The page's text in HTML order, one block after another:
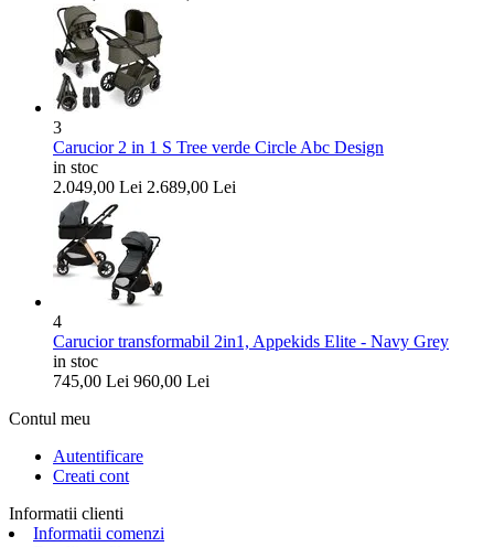
3
Carucior 2 in 1 S Tree verde Circle Abc Design
in stoc
2.049,00 Lei 2.689,00 Lei
4
Carucior transformabil 2in1, Appekids Elite - Navy Grey
in stoc
745,00 Lei 960,00 Lei
Contul meu
Autentificare
Creati cont
Informatii clienti
Informatii comenzi